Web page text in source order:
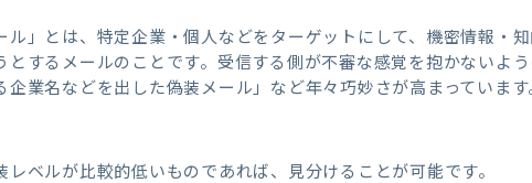
ル」とは、特定企業・個人などをターゲットにして、機密情報・
とするメールのことです。受信する側が不審な感覚を抱かないよ
企業名などを出した偽装メール」など年々巧妙さが高まっています
レベルが比較的低いものであれば、見分けることが可能です。